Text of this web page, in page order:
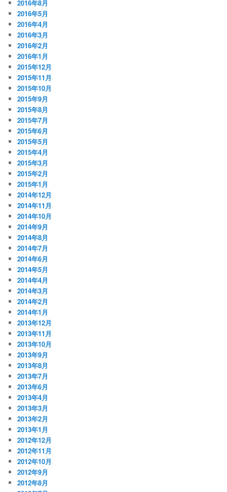
2016年8月
2016年5月
2016年4月
2016年3月
2016年2月
2016年1月
2015年12月
2015年11月
2015年10月
2015年9月
2015年8月
2015年7月
2015年6月
2015年5月
2015年4月
2015年3月
2015年2月
2015年1月
2014年12月
2014年11月
2014年10月
2014年9月
2014年8月
2014年7月
2014年6月
2014年5月
2014年4月
2014年3月
2014年2月
2014年1月
2013年12月
2013年11月
2013年10月
2013年9月
2013年8月
2013年7月
2013年6月
2013年4月
2013年3月
2013年2月
2013年1月
2012年12月
2012年11月
2012年10月
2012年9月
2012年8月